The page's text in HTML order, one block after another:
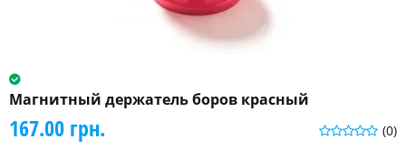
Магнитный держатель боров красный
(0)
167.00 грн.